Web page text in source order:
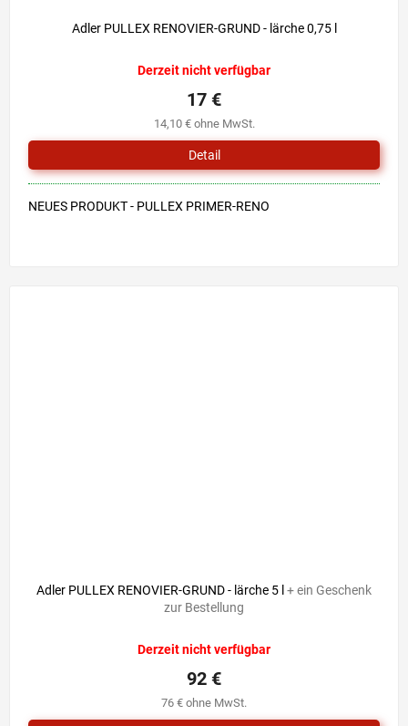
Adler PULLEX RENOVIER-GRUND - lärche 0,75 l
Derzeit nicht verfügbar
14,10 € ohne MwSt.
17 €
Detail
NEUES PRODUKT - PULLEX PRIMER-RENO
Adler PULLEX RENOVIER-GRUND - lärche 5 l + ein Geschenk
zur Bestellung
Derzeit nicht verfügbar
76 € ohne MwSt.
92 €